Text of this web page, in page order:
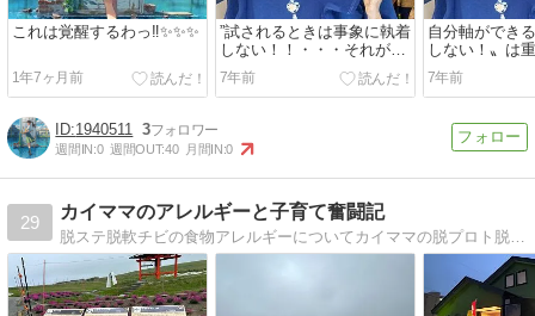
これは覚醒するわっ‼️✨✨✨
1年7ヶ月前
”試されるときは事象に執着
しない！！・・・それが目
覚めた視点♪”
7年前
自分軸ができ
しない！〟は
ジプシーから
7年前
1940511 3
週間IN:0 週間OUT:40 月間IN:0
29
カイママのアレルギーと子育て奮闘記
脱ステ脱軟チビの食物アレルギーについてカイママの脱プロト脱ステ脱軟 チビの食物アレルギー日々のこと